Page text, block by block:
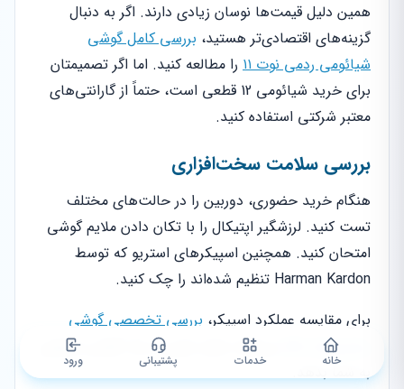
همین دلیل قیمت‌ها نوسان زیادی دارند. اگر به دنبال
گزینه‌های اقتصادی‌تر هستید، بررسی کامل گوشی
شیائومی ردمی نوت ۱۱
را مطالعه کنید. اما اگر تصمیمتان
برای خرید شیائومی 12 قطعی است، حتماً از گارانتی‌های
معتبر شرکتی استفاده کنید.
بررسی سلامت سخت‌افزاری
هنگام خرید حضوری، دوربین را در حالت‌های مختلف
تست کنید. لرزشگیر اپتیکال را با تکان دادن ملایم گوشی
امتحان کنید. همچنین اسپیکرهای استریو که توسط
Harman Kardon تنظیم شده‌اند را چک کنید.
برای مقایسه عملکرد اسپیکر، بررسی تخصصی گوشی
سامسونگ A31
می‌تواند معیار خوبی از یک گوشی معمولی
به شما بدهد.
خانه خدمات پشتیبانی ورود